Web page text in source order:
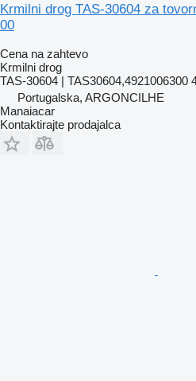
Krmilni drog TAS-30604 za
00
Cena na zahtevo
Krmilni drog
TAS-30604 | TAS30604,4921006300
Portugalska, ARGONCILHE
Manaiacar
Kontaktirajte prodajalca